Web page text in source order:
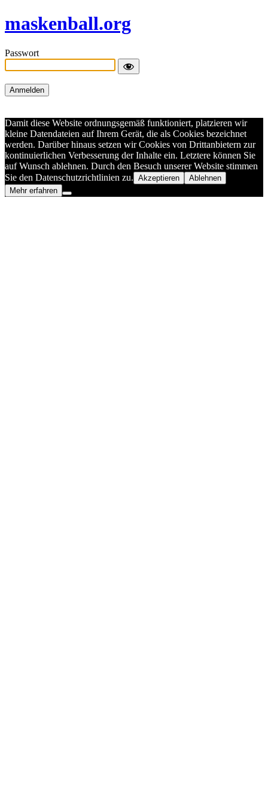
maskenball.org
Passwort
Damit diese Website ordnungsgemäß funktioniert, platzieren wir
kleine Datendateien auf Ihrem Gerät, die als Cookies bezeichnet
werden. Darüber hinaus setzen wir Cookies von Drittanbietern zur
kontinuierlichen Verbesserung der Inhalte ein. Letztere können Sie
auf Wunsch ablehnen. Durch den Besuch unserer Website stimmen
Sie den Datenschutzrichtlinien zu. Akzeptieren
Ablehnen
Mehr erfahren